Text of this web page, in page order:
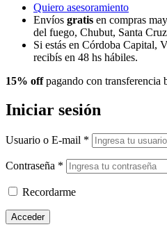
Quiero asesoramiento
Envíos gratis en compras
del fuego, Chubut, Santa
Si estás en Córdoba Capital,
recibís en 48 hs hábiles.
15% offpagando con transferencia
Iniciar sesión
Usuario o E-mail *
Contraseña *
Recordarme